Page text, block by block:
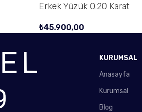
Erkek Yüzük 0.20 Karat
₺45.900,00
KURUMSAL
Anasayfa
Kurumsal
Blog